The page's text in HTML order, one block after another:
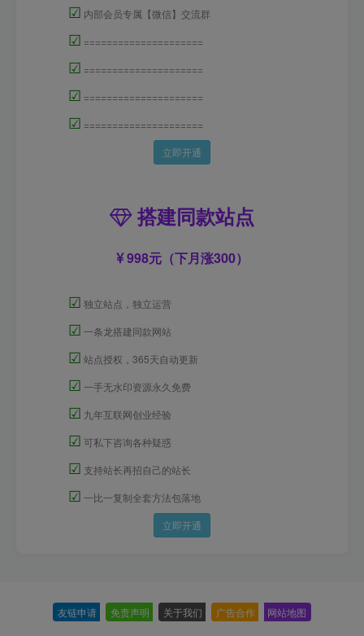
☑ 内部会员专属【微信】交流群
☑ =====================
☑ =====================
☑ =====================
☑ =====================
立即开通
搭建同款站点
998元（下月涨300）
☑ 独立站点，独立运营
☑ 一条龙搭建同款网站
☑ 站点授权，365天自动更新
☑ 一手无水印资源永久免费
☑ 九年互联网创业经验
☑ 可私下咨询各种疑惑
☑ 支持站长再招自己的站长
☑ 一比一复制全套方法包落地
立即开通
友链申请 免责声明 关于我们 广告合作 网站地图